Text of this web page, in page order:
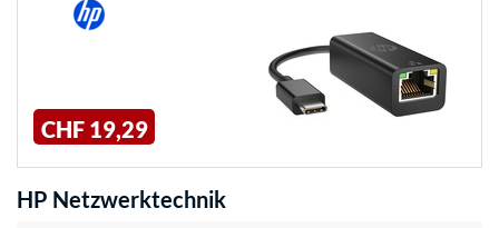
CHF 19,29
HP Netzwerktechnik